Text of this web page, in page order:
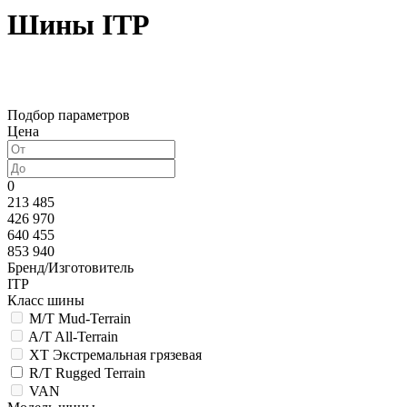
Шины ITP
Подбор параметров
Цена
0
213 485
426 970
640 455
853 940
Бренд/Изготовитель
ITP
Класс шины
M/T Mud-Terrain
A/T All-Terrain
XT Экстремальная грязевая
R/T Rugged Terrain
VAN